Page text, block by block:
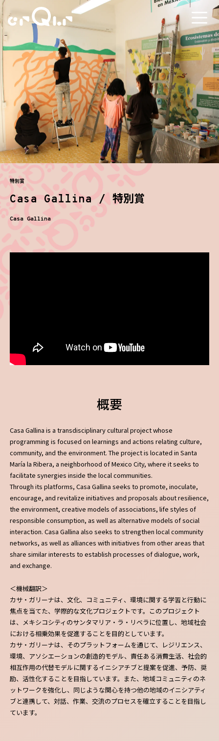
特別賞
Casa Gallina / 特別賞
Casa Gallina
概要
Casa Gallina is a transdisciplinary cultural project whose
programming is focused on learnings and actions relating culture,
community, and the environment. The project is located in Santa
María la Ribera, a neighborhood of Mexico City, where it seeks to
facilitate synergies inside the local communities.
Through its platforms, Casa Gallina seeks to promote, inoculate,
encourage, and revitalize initiatives and proposals about resilience,
the environment, creative models of associations, life styles of
responsible consumption, as well as alternative models of social
interaction. Casa Gallina also seeks to strengthen local community
networks, as well as alliances with initiatives from other areas that
share similar interests to establish processes of dialogue, work,
and exchange.
＜機械翻訳＞
カサ・ガリーナは、文化、コミュニティ、環境に関する学習と行動に
焦点を当てた、学際的な文化プロジェクトです。このプロジェクト
は、メキシコシティのサンタマリア・ラ・リベラに位置し、地域社会
における相乗効果を促進することを目的としています。
カサ・ガリーナは、そのプラットフォームを通じて、レジリエンス、
環境、アソシエーションの創造的モデル、責任ある消費生活、社会的
相互作用の代替モデルに関するイニシアチブと提案を促進、予防、奨
励、活性化することを目指しています。また、地域コミュニティのネ
ットワークを強化し、同じような関心を持つ他の地域のイニシアティ
ブと連携して、対話、作業、交流のプロセスを確立することを目指し
ています。